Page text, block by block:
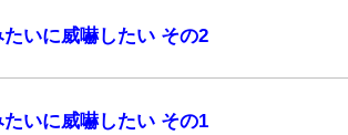
たいに威嚇したい その2
たいに威嚇したい その1